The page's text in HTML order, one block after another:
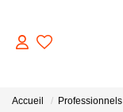
Accueil Professionnels